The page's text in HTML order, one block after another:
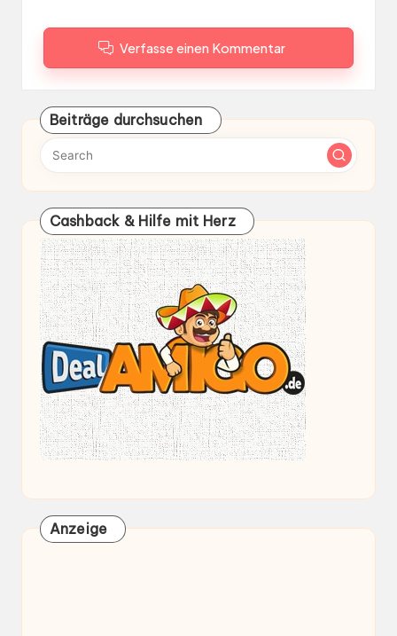
Verfasse einen Kommentar
Beiträge durchsuchen
Cashback & Hilfe mit Herz
Anzeige